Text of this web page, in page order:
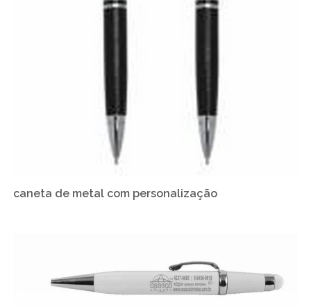
caneta de metal com personalização